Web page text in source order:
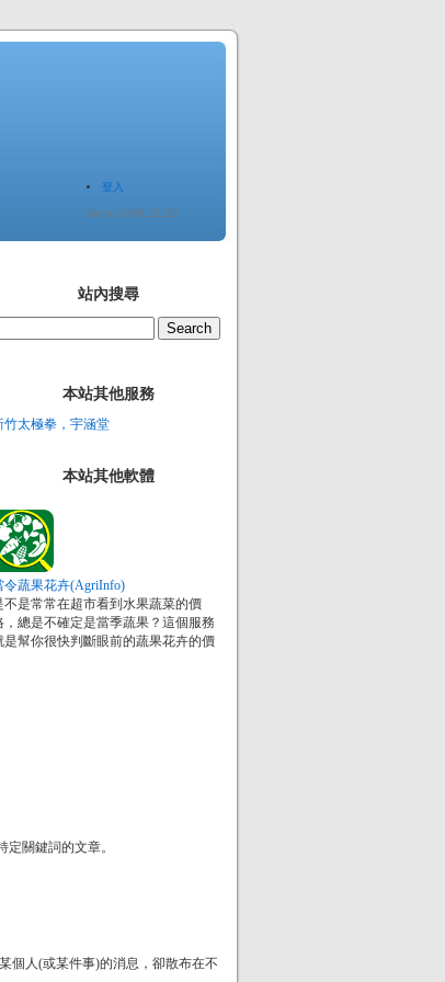
登入
Since 2005.12.20
站內搜尋
本站其他服務
竹太極拳，宇涵堂
本站其他軟體
令蔬果花卉(AgriInfo)
不是常常在超市看到水果蔬菜的價
，總是不確定是當季蔬果？這個服務
是幫你很快判斷眼前的蔬果花卉的價
關鍵詞的文章。
個人(或某件事)的消息，卻散布在不